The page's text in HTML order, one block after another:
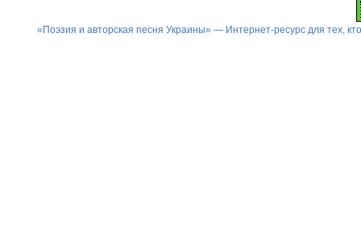
«Поэзия и авторская песня Украины» — Интернет-ресурс для тех,